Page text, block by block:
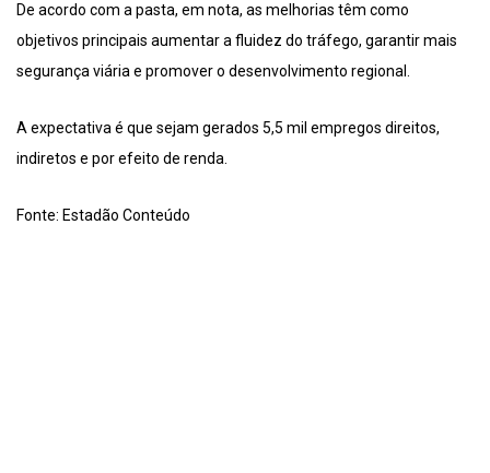
De acordo com a pasta, em nota, as melhorias têm como
objetivos principais aumentar a fluidez do tráfego, garantir mais
segurança viária e promover o desenvolvimento regional.
A expectativa é que sejam gerados 5,5 mil empregos direitos,
indiretos e por efeito de renda.
Fonte: Estadão Conteúdo